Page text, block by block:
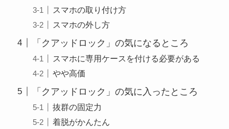
スマホの取り付け方
スマホの外し方
「クアッドロック」の気になるところ
スマホに専用ケースを付ける必要がある
やや高価
「クアッドロック」の気に入ったところ
抜群の固定力
着脱がかんたん